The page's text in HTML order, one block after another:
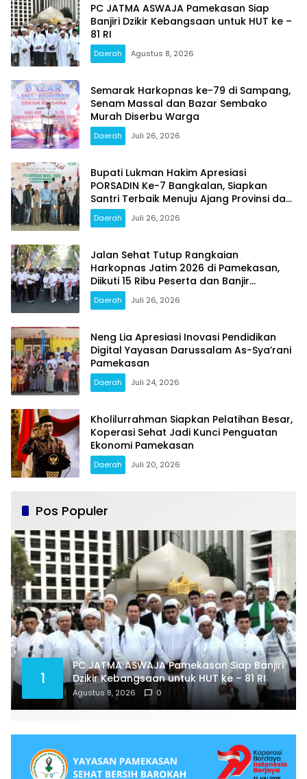
PC JATMA ASWAJA Pamekasan Siap
Banjiri Dzikir Kebangsaan untuk HUT ke –
81 RI
Daerah Agustus 8, 2026
Semarak Harkopnas ke-79 di Sampang,
Senam Massal dan Bazar Sembako
Murah Diserbu Warga
Daerah Juli 26, 2026
Bupati Lukman Hakim Apresiasi
PORSADIN Ke-7 Bangkalan, Siapkan
Santri Terbaik Menuju Ajang Provinsi dan
Nasional
Daerah Juli 26, 2026
Jalan Sehat Tutup Rangkaian
Harkopnas Jatim 2026 di Pamekasan,
Diikuti 15 Ribu Peserta dan Banjir
Doorprize
Daerah Juli 26, 2026
Neng Lia Apresiasi Inovasi Pendidikan
Digital Yayasan Darussalam As-Sya’rani
Pamekasan
Daerah Juli 24, 2026
Kholilurrahman Siapkan Pelatihan Besar,
Koperasi Sehat Jadi Kunci Penguatan
Ekonomi Pamekasan
Daerah Juli 20, 2026
Pos Populer
1
PC JATMA ASWAJA Pamekasan Siap Banjiri
Dzikir Kebangsaan untuk HUT ke – 81 RI
Agustus 8, 2026 0